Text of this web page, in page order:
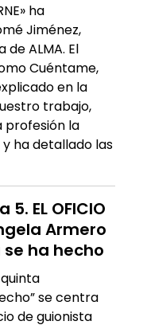
ha
Jiménez,
ALMA. El
Cuéntame,
en la
trabajo,
profesión la
ha detallado las
EL OFICIO
Armero
ha hecho
se centra
de guionista